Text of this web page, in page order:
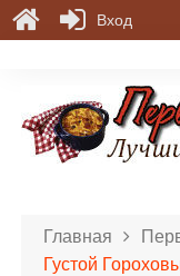
Главная
Густой
Вход